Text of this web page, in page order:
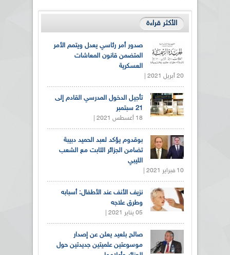
الأكثر قراءة
صدور أمر رئاسي يعدل ويتمم الأمر
المتضمن قانون المعاشات
العسكرية
20 أبريل 2021 |
تأجيل الدخول المدرسي القادم إلى
21 سبتمبر
18 أغسطس 2021 |
بوقدوم يؤكد لعبد الحميد دبيبة
تضامن الجزائر الثابت مع الشعب
الليبي
10 فبراير 2021 |
نزيف الأنف عند الأطفال: أسبابه
وطرق علاجه
05 يناير 2021 |
صالح بلعيد يعلن عن إصدار
موسوعتين علميتين جديدتين حول